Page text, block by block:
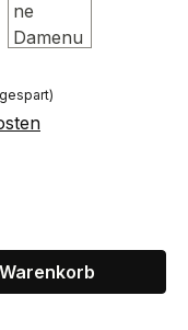
von 5 Sternen